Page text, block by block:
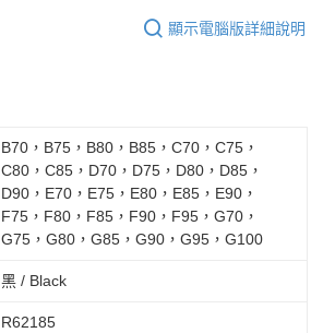
顯示電腦版詳細說明
B70，B75，B80，B85，C70，C75，
C80，C85，D70，D75，D80，D85，
D90，E70，E75，E80，E85，E90，
F75，F80，F85，F90，F95，G70，
G75，G80，G85，G90，G95，G100
黑 / Black
R62185